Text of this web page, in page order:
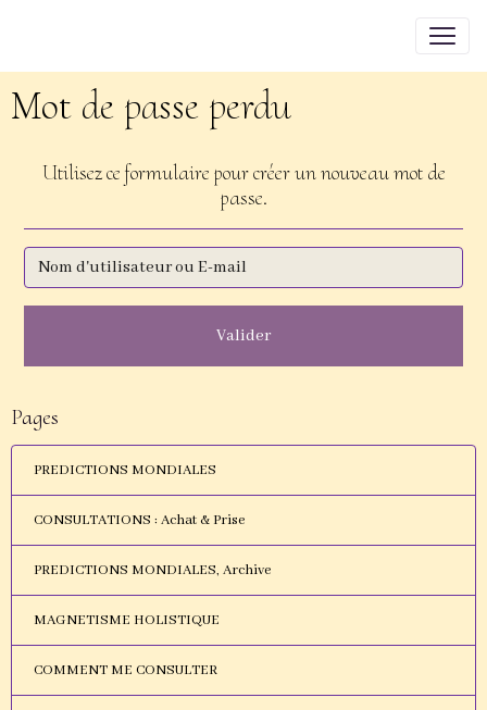
Mot de passe perdu
Utilisez ce formulaire pour créer un nouveau mot de
passe.
Valider
Pages
PREDICTIONS MONDIALES
CONSULTATIONS : Achat & Prise
PREDICTIONS MONDIALES, Archive
MAGNETISME HOLISTIQUE
COMMENT ME CONSULTER